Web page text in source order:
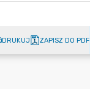
DRUKUJ ZAPISZ DO PDF